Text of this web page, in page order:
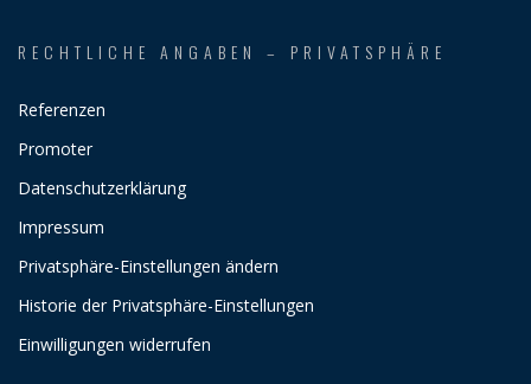
RECHTLICHE ANGABEN – PRIVATSPHÄRE
Referenzen
Promoter
Datenschutzerklärung
Impressum
Privatsphäre-Einstellungen ändern
Historie der Privatsphäre-Einstellungen
Einwilligungen widerrufen